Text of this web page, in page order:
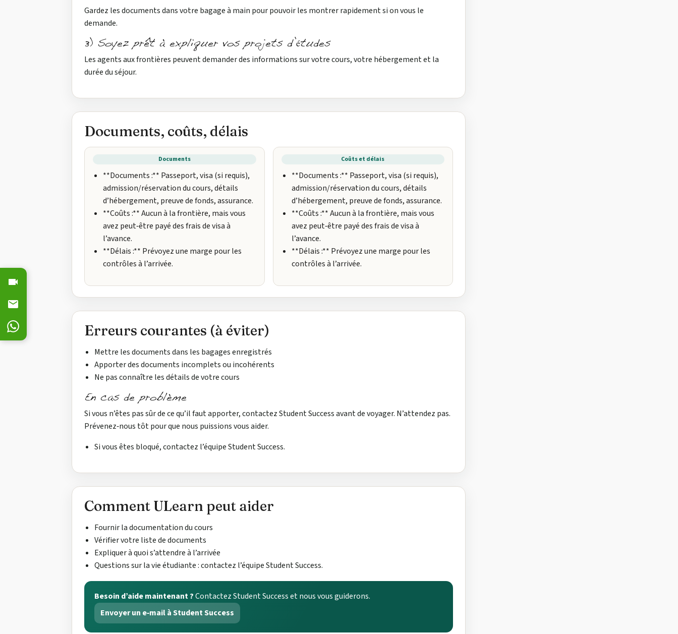
Gardez les documents dans votre bagage à main pour pouvoir les montrer rapidement si on vous le
demande.
3) Soyez prêt à expliquer vos projets d’études
Les agents aux frontières peuvent demander des informations sur votre cours, votre hébergement et la
durée du séjour.
Documents, coûts, délais
Documents
**Documents :** Passeport, visa (si requis),
admission/réservation du cours, détails
d’hébergement, preuve de fonds, assurance.
**Coûts :** Aucun à la frontière, mais vous
avez peut‑être payé des frais de visa à
l’avance.
**Délais :** Prévoyez une marge pour les
contrôles à l’arrivée.
Coûts et délais
**Documents :** Passeport, visa (si requis),
admission/réservation du cours, détails
d’hébergement, preuve de fonds, assurance.
**Coûts :** Aucun à la frontière, mais vous
avez peut‑être payé des frais de visa à
l’avance.
**Délais :** Prévoyez une marge pour les
contrôles à l’arrivée.
Erreurs courantes (à éviter)
Mettre les documents dans les bagages enregistrés
Apporter des documents incomplets ou incohérents
Ne pas connaître les détails de votre cours
En cas de problème
Si vous n’êtes pas sûr de ce qu’il faut apporter, contactez Student Success avant de voyager. N’attendez pas.
Prévenez‑nous tôt pour que nous puissions vous aider.
Si vous êtes bloqué, contactez l’équipe Student Success.
Comment ULearn peut aider
Fournir la documentation du cours
Vérifier votre liste de documents
Expliquer à quoi s’attendre à l’arrivée
Questions sur la vie étudiante : contactez l’équipe Student Success.
Besoin d’aide maintenant ?Contactez Student Success et nous vous guiderons.
Envoyer un e‑mail à Student Success